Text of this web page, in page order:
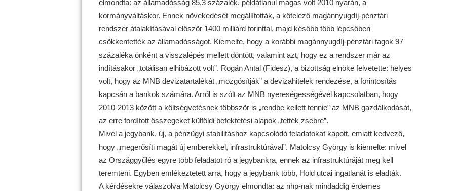
elmondta: az államadósság 85,3 százalék, példátlanul magas volt 2010 nyarán, a
kormányváltáskor. Ennek növekedését megállították, a kötelező magánnyugdíj-pénztári
rendszer átalakításával először 1400 milliárd forinttal, majd később több lépcsőben
csökkentették az államadósságot. Kiemelte, hogy a korábbi magánnyugdíj-pénztári tagok 97
százaléka önként a visszalépés mellett döntött, valamint azt, hogy ez a rendszer már az
indításakor „totálisan elhibázott volt”. Rogán Antal (Fidesz), a bizottság elnöke felvetette: helyes
volt, hogy az MNB devizatartalékát „mozgósítják” a devizahitelek rendezése, a forintosítás
kapcsán a bankok számára. Arról is szólt az MNB nyereségességével kapcsolatban, hogy
2010-2013 között a költségvetésnek többször is „rendbe kellett tennie” az MNB gazdálkodását,
az erre fordított összegeket külföldi befektetési alapok „tették zsebre”.
Mivel a jegybank, új, a pénzügyi stabilitáshoz kapcsolódó feladatokat kapott, emiatt kedvező,
hogy „megerősíti magát új emberekkel, infrastruktúrával”. Matolcsy György is kiemelte: mivel
az Országgyűlés egyre több feladatot ró a jegybankra, ennek az infrastruktúráját meg kell
teremteni. Egyben emlékeztetett arra, hogy a jegybank több, Hold utcai ingatlanát is eladták.
A kérdésekre válaszolva Matolcsy György elmondta: az nhp-nak mindaddig érdemes